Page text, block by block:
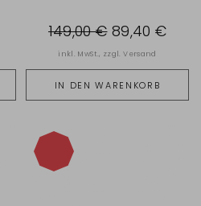
IN DEN WARENKORB
149,00 € 89,40 €
inkl. MwSt., zzgl.Versand